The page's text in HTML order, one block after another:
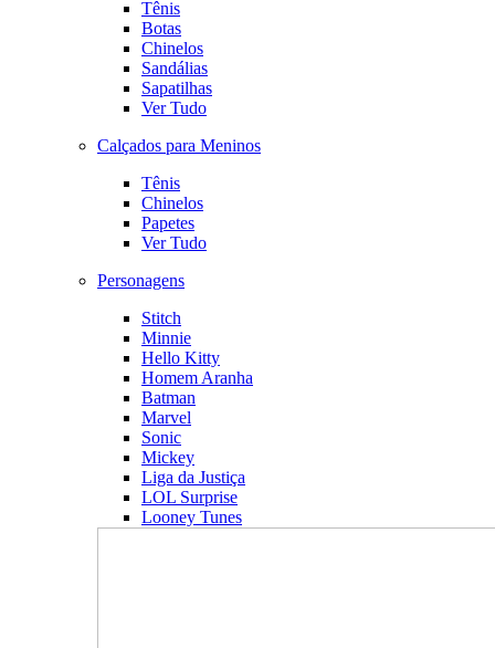
Tênis
Botas
Chinelos
Sandálias
Sapatilhas
Ver Tudo
Calçados para Meninos
Tênis
Chinelos
Papetes
Ver Tudo
Personagens
Stitch
Minnie
Hello Kitty
Homem Aranha
Batman
Marvel
Sonic
Mickey
Liga da Justiça
LOL Surprise
Looney Tunes